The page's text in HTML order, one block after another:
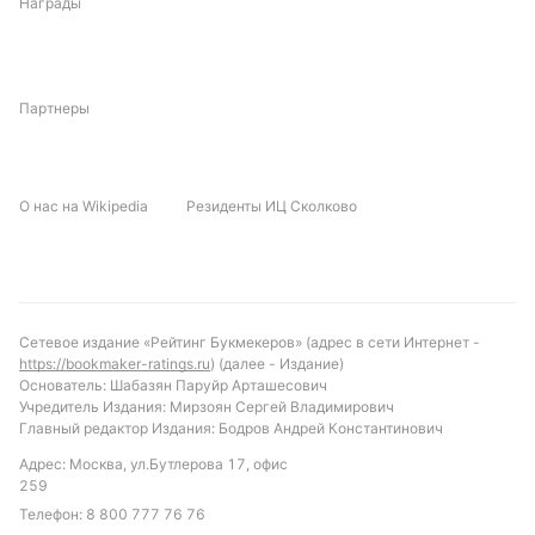
Блуминг, имея более стабильные показатели,
встречи небольшими, но важными действиями.
можно предположить, что матч пройдет в
умеренном темпе с акцентом на борьбу и
тактическую дисциплину. Вероятен низкий общий
счет, учитывая исторические данные о количестве
голов и желтых карточек. Рекомендуется обратить
внимание на ставку с низким тоталом голов
(меньше 4.5), а также на индивидуальные
Партнеры
О нас на Wikipedia Резиденты ИЦ Сколково
Сетевое издание «Рейтинг Букмекеров» (адрес в сети Интернет -
https://bookmaker-ratings.ru) (далее - Издание)
Основатель: Шабазян Паруйр Арташесович
Учредитель Издания: Мирзоян Сергей Владимирович
Главный редактор Издания: Бодров Андрей Константинович
Адрес: Москва, ул.Бутлерова 17, офис
259
Телефон: 8 800 777 76 76